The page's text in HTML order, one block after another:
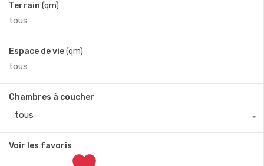
Terrain (qm)
Espace de vie(qm)
Chambres à coucher
tous
Voir les favoris